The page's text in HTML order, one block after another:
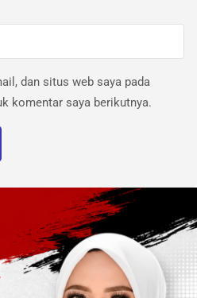
dan situs web saya pada
komentar saya berikutnya.